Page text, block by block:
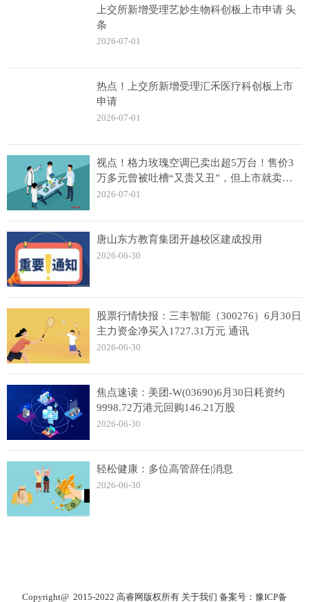
上交所新增受理艺妙生物科创板上市申请 头
条
2026-07-01
热点！上交所新增受理汇禾医疗科创板上市
申请
2026-07-01
视点！格力玫瑰空调已卖出超5万台！售价3
万多元曾被吐槽“又贵又丑”，但上市就卖断
货，格力电器CMO朱磊：已迭代至第三代
2026-07-01
唐山东方教育集团开越校区建成投用
2026-06-30
股票行情快报：三丰智能（300276）6月30日
主力资金净买入1727.31万元 通讯
2026-06-30
焦点速读：美团-W(03690)6月30日耗资约
9998.72万港元回购146.21万股
2026-06-30
轻松健康：多位高管辞任|消息
2026-06-30
Copyright@ 2015-2022 高睿网版权所有 关于我们 备案号： 豫ICP备